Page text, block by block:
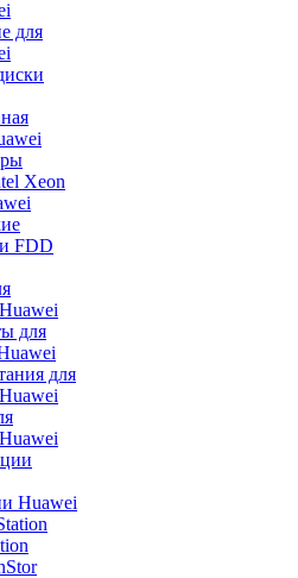
для
Xeon
FDD
для
для
Huawei